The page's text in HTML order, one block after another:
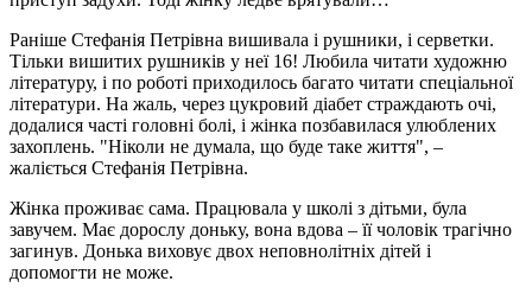
Раніше Стефанія Петрівна вишивала і рушники, і серветки.
Тільки вишитих рушників у неї 16! Любила читати художню
літературу, і по роботі приходилось багато читати спеціальної
літератури. На жаль, через цукровий діабет страждають очі,
додалися часті головні болі, і жінка позбавилася улюблених
захоплень. "Ніколи не думала, що буде таке життя", –
жаліється Стефанія Петрівна.
Жінка проживає сама. Працювала у школі з дітьми, була
завучем. Має дорослу доньку, вона вдова – її чоловік трагічно
загинув. Донька виховує двох неповнолітніх дітей і
допомогти не може.